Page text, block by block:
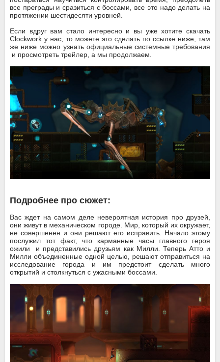
все преграды и сразиться с боссами, все это надо делать на
протяжении шестидесяти уровней.
Если вдруг вам стало интересно и вы уже хотите скачать
Clockwork у нас, то можете это сделать по ссылке ниже, там
же ниже можно узнать официальные системные требования
и просмотреть трейлер, а мы продолжаем.
Подробнее про сюжет:
Вас ждет на самом деле невероятная история про друзей,
они живут в механическом городе. Мир, который их окружает,
не совершенен и они решают его исправить. Начало этому
послужил тот факт, что карманные часы главного героя
ожили и представились друзьям как Милли. Теперь Атто и
Милли объединенные одной целью, решают отправиться на
исследование города и им предстоит сделать много
открытий и столкнуться с ужасными боссами.